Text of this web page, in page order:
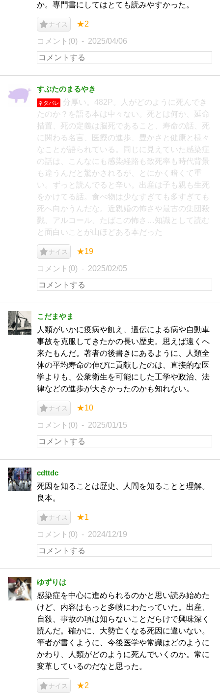
か。専門書にしてはとても読みやすかった。
ナイス ★2
コメント(0) 2025/04/06
すぶたのまるやき
ネタバレ
分厚い。482P。人がどのように死んでき
たのか？を語る本は中々ない。死とは何か、延命
措置、死の定義は脳死であること、寿命の話、死
に関わる名言、医療の進歩、豊かさと健康と様々
なことが語られている。同じに見えていた感染症
の話は、こんなにも感染経路も致死率も時代背景
も違うんだと驚かされるが、とにかく暗くて重
い。ずっと読んでると辛い。出産は子も親も生死
をかけてる話。食べ物は少なすぎても多すぎても
死へ向かうんだな。近親婚の怖さや最古の集団殺
戮、アルコール、たばこの怖さ…知識として読む
と面白いことが山ほどある本だった
ナイス ★19
コメント(0) 2025/02/05
こだまやま
人類がいかに疫病や飢え、遺伝による病や自動車
事故を克服してきたかの長い歴史。思えば遠くへ
来たもんだ。著者の後書きにあるように、人類全
体の平均寿命の伸びに貢献したのは、直接的な医
学よりも、公衆衛生を可能にした工学や政治、法
律などの進歩が大きかったのかも知れない。
ナイス ★10
コメント(0) 2025/01/15
cdttdc
死因を知ることは歴史、人間を知ることと理解。
良本。
ナイス ★1
コメント(0) 2024/12/19
ゆずりは
感染症を中心に進められるのかと思い読み始めた
けど、内容はもっと多岐にわたっていた。出産、
自殺、事故の項は知らないことだらけで興味深く
読んだ。確かに、大勢亡くなる死因に違いない。
筆者が書くように、今後医学や常識はどのように
かわり、人類がどのように死んでいくのか。常に
変革しているのだなと思った。
ナイス ★2